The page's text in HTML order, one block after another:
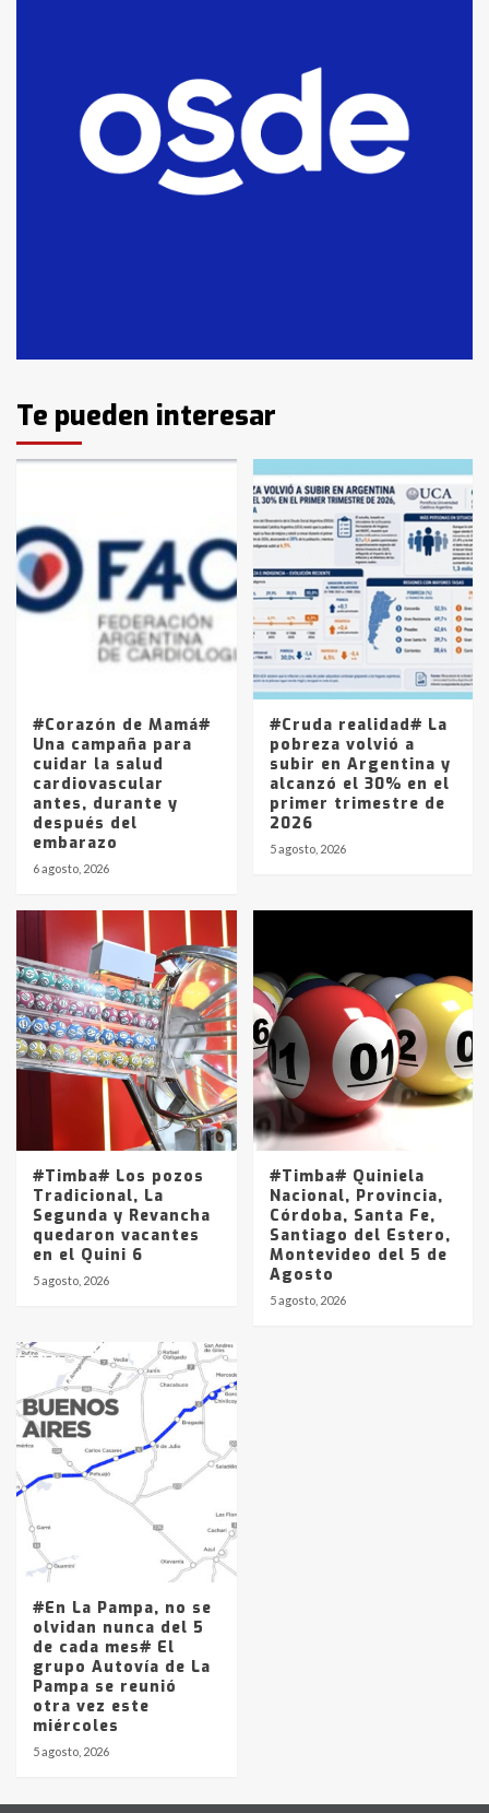
fueron detenidos por
comercialización de drogas en la
tarde del sábado
T.Lauquen: se vendió el edificio de
lo que fue la planta Industrial del
3
Identidad de los adolescentes
pampeanos que fueron
en la mañana del lunes
4
Accidente en Ruta 5: falleció un
joven de Trenque Lauquen
Los precios de los combustibles en
La Pampa, desde YPF hasta Axion
entre 857 a 1338 pesos
Te pueden interesar
#Corazón de Mamá#
Una campaña para
cuidar la salud
cardiovascular
antes, durante y
después del
embarazo
6 agosto, 2026
#Cruda realidad# La
pobreza volvió a
subir en Argentina y
alcanzó el 30% en el
primer trimestre de
2026
5 agosto, 2026
#Timba# Los pozos
Tradicional, La
Segunda y Revancha
quedaron vacantes
en el Quini 6
5 agosto, 2026
#Timba# Quiniela
Nacional, Provincia,
Córdoba, Santa Fe,
Santiago del Estero,
Montevideo del 5 de
Agosto
5 agosto, 2026
#En La Pampa, no se
olvidan nunca del 5
de cada mes# El
grupo Autovía de La
Pampa se reunió
otra vez este
miércoles
5 agosto, 2026